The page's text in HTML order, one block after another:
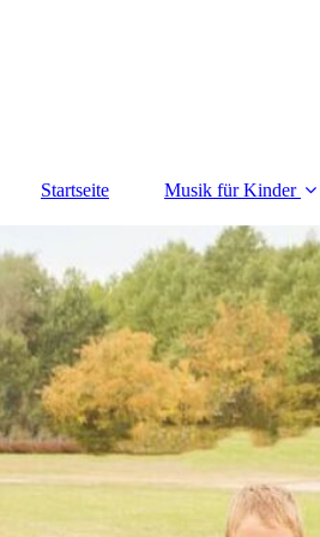
Startseite Musik für Kinder